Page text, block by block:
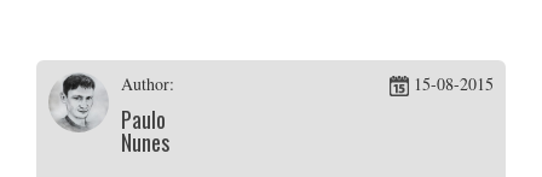
Author:
Paulo
Nunes
15-08-2015